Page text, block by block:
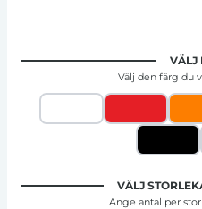
VÄLJ
Välj den färg du
VÄLJ
Ange antal per